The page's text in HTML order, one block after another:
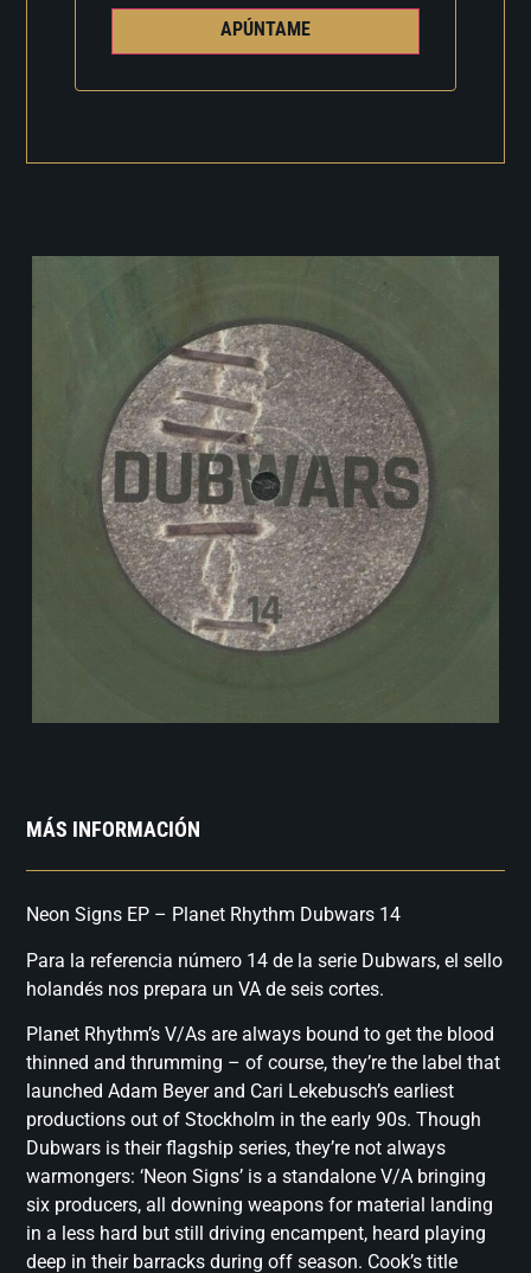
APÚNTAME
MÁS INFORMACIÓN
Neon Signs EP – Planet Rhythm Dubwars 14
Para la referencia número 14 de la serie Dubwars, el sello
holandés nos prepara un VA de seis cortes.
Planet Rhythm’s V/As are always bound to get the blood
thinned and thrumming – of course, they’re the label that
launched Adam Beyer and Cari Lekebusch’s earliest
productions out of Stockholm in the early 90s. Though
Dubwars is their flagship series, they’re not always
warmongers: ‘Neon Signs’ is a standalone V/A bringing
six producers, all downing weapons for material landing
in a less hard but still driving encampent, heard playing
deep in their barracks during off season. Cook’s title